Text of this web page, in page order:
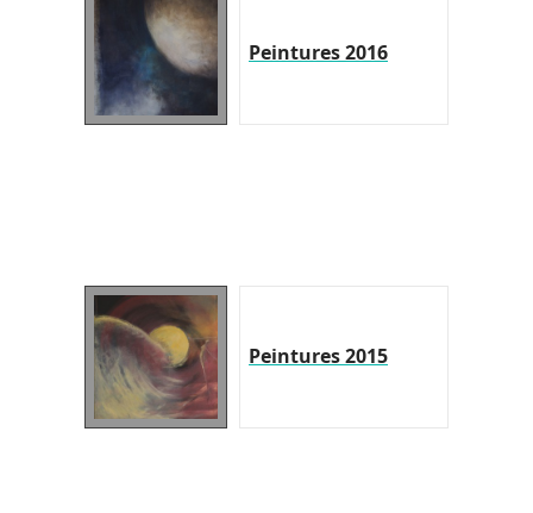
Peintures 2016
Peintures 2015